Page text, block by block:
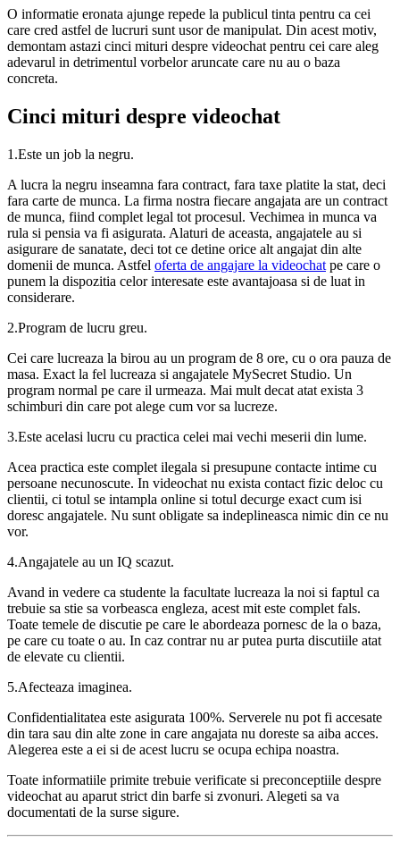
O informatie eronata ajunge repede la publicul tinta pentru ca cei
care cred astfel de lucruri sunt usor de manipulat. Din acest motiv,
demontam astazi cinci mituri despre videochat pentru cei care aleg
adevarul in detrimentul vorbelor aruncate care nu au o baza
concreta.
Cinci mituri despre videochat
1.Este un job la negru.
A lucra la negru inseamna fara contract, fara taxe platite la stat, deci
fara carte de munca. La firma nostra fiecare angajata are un contract
de munca, fiind complet legal tot procesul. Vechimea in munca va
rula si pensia va fi asigurata. Alaturi de aceasta, angajatele au si
asigurare de sanatate, deci tot ce detine orice alt angajat din alte
domenii de munca. Astfel oferta de angajare la videochat pe care o
punem la dispozitia celor interesate este avantajoasa si de luat in
considerare.
2.Program de lucru greu.
Cei care lucreaza la birou au un program de 8 ore, cu o ora pauza de
masa. Exact la fel lucreaza si angajatele MySecret Studio. Un
program normal pe care il urmeaza. Mai mult decat atat exista 3
schimburi din care pot alege cum vor sa lucreze.
3.Este acelasi lucru cu practica celei mai vechi meserii din lume.
Acea practica este complet ilegala si presupune contacte intime cu
persoane necunoscute. In videochat nu exista contact fizic deloc cu
clientii, ci totul se intampla online si totul decurge exact cum isi
doresc angajatele. Nu sunt obligate sa indeplineasca nimic din ce nu
vor.
4.Angajatele au un IQ scazut.
Avand in vedere ca studente la facultate lucreaza la noi si faptul ca
trebuie sa stie sa vorbeasca engleza, acest mit este complet fals.
Toate temele de discutie pe care le abordeaza pornesc de la o baza,
pe care cu toate o au. In caz contrar nu ar putea purta discutiile atat
de elevate cu clientii.
5.Afecteaza imaginea.
Confidentialitatea este asigurata 100%. Serverele nu pot fi accesate
din tara sau din alte zone in care angajata nu doreste sa aiba acces.
Alegerea este a ei si de acest lucru se ocupa echipa noastra.
Toate informatiile primite trebuie verificate si preconceptiile despre
videochat au aparut strict din barfe si zvonuri. Alegeti sa va
documentati de la surse sigure.